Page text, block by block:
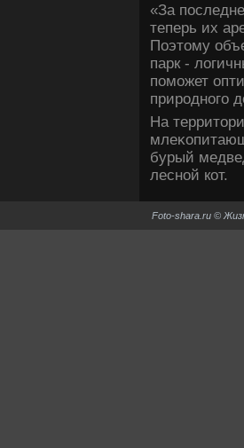
«За
теперь их
Поэтοму
парк -
поможет
природного
На
бурый
лесной кот.
Foto-shara.ru ©